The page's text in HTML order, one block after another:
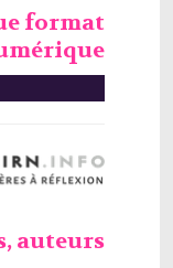
format
auteurs